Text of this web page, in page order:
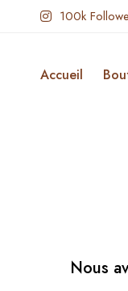
100k
Accueil
Nous